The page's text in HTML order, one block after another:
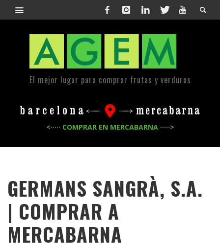
El mejor lugar para comprar frutas y verduras
<····· COMPRAR EN MERCABARNA ·····>
GERMANS SANGRÀ, S.A.
| COMPRAR A
MERCABARNA